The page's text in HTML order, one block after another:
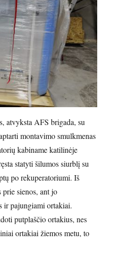
atvyksta AFS brigada, su
montavimo smulkmenas
kabiname katilinėje
statyti šilumos siurblį su
po rekuperatoriumi. Iš
sienos, ant jo
ir pajungiami ortakiai.
putplaščio ortakius, nes
ortakiai žiemos metu, to